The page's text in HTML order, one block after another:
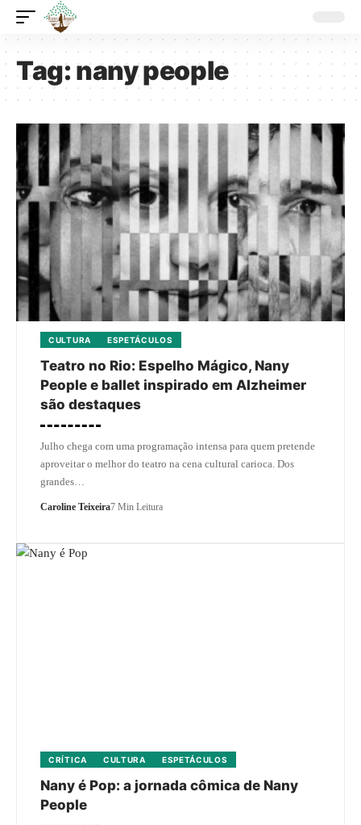
Tag:nany people
CULTURA ESPETÁCULOS
Teatro no Rio: Espelho Mágico, Nany
People e ballet inspirado em Alzheimer
são destaques
Julho chega com uma programação intensa para quem pretende
aproveitar o melhor do teatro na cena cultural carioca. Dos
grandes…
Caroline Teixeira7 Min Leitura
CRÍTICA CULTURA ESPETÁCULOS
Nany é Pop: a jornada cômica de Nany
People